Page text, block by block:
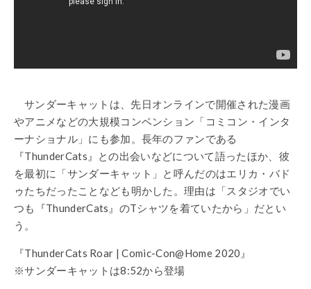
サンダーキャットは、先日オンラインで開催された漫画
やアニメなどの大規模コンベンション「コミコン・インタ
ーナショナル」にも参加。長年のファンである
『ThunderCats』との出会いなどについて語ったほか、彼
を最初に「サンダーキャット」と呼んだのはエリカ・バド
ゥたちだったことなども明かした。理由は「スタジオでい
つも『ThunderCats』のTシャツを着ていたから」だとい
う。
『ThunderCats Roar | Comic-Con@Home 2020』
※サンダーキャットは8:52から登場